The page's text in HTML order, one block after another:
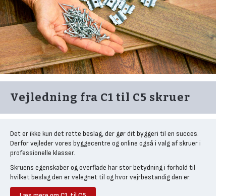
Vejledning fra C1 til C5 skruer
Det er ikke kun det rette beslag, der gør dit byggeri til en succes.
Derfor vejleder vores byggecentre og online også i valg af skruer i
professionelle klasser.
Skruens egenskaber og overflade har stor betydning i forhold til
hvilket beslag den er velegnet til og hvor vejrbestandig den er.